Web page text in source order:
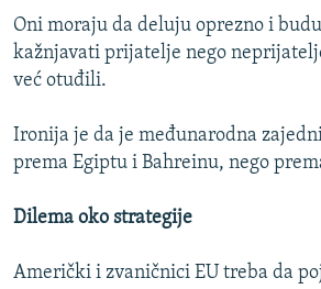
Oni moraju da deluju oprezno i
kažnjavati prijatelje nego
već otuđili.
Ironija je da je međunarodna
prema Egiptu i Bahreinu, nego
Dilema oko strategije
Američki i zvaničnici EU treba da